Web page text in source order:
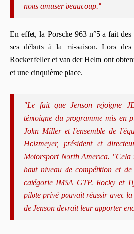
nous amuser beaucoup."
En effet, la Porsche 963 n°5 a fait des
ses débuts à la mi-saison. Lors des
Rockenfeller et van der Helm ont
et une cinquième place.
"Le fait que Jenson rejoigne
témoigne du programme mis en
John Miller et l'ensemble de
Holzmeyer, président et
Motorsport North America. "Cela
haut niveau de compétition et
catégorie IMSA GTP. Rocky et
pilote privé pouvait réussir avec
de Jenson devrait leur apporter